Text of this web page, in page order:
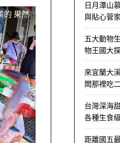
的 果然
日月潭山
與貼心管
五大動物
物王國大
來宜蘭大
闆那裡吃
台灣深海
各種生食
距離國五